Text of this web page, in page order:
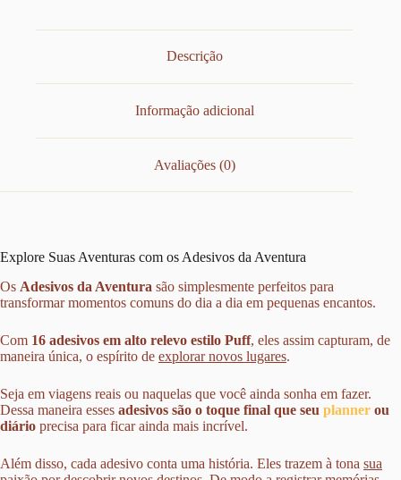
Descrição
Informação adicional
Avaliações (0)
Explore Suas Aventuras com os Adesivos da Aventura
Os Adesivos da Aventura são simplesmente perfeitos para
transformar momentos comuns do dia a dia em pequenas encantos.
Com 16 adesivos em alto relevo estilo Puff, eles assim capturam, de
maneira única, o espírito de explorar novos lugares.
Seja em viagens reais ou naquelas que você ainda sonha em fazer.
Dessa maneira esses adesivos são o toque final que seu planner ou
diário precisa para ficar ainda mais incrível.
Além disso, cada adesivo conta uma história. Eles trazem à tona sua